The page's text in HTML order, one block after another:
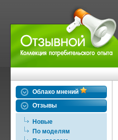
Облако мнений
Отзывы
Новые
По моделям